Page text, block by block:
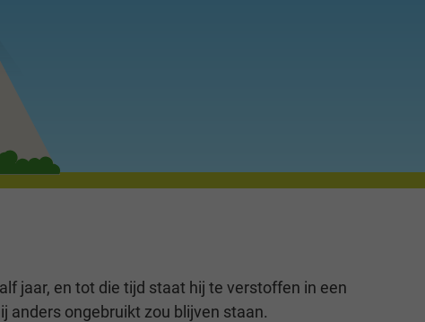
jaar, en tot die tijd staat hij te verstoffen in een
anders ongebruikt zou blijven staan.